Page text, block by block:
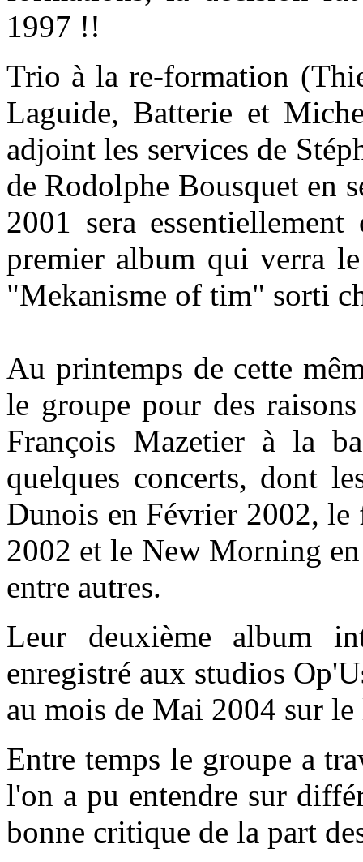
1997 !!
Trio à la re-formation
Laguide, Batterie et
adjoint les services de
de Rodolphe Bousquet en
2001 sera
premier album qui verra
"Mekanisme of tim" sorti
Au printemps de cette
le groupe pour des
François Mazetier à la
quelques concerts, dont
Dunois en Février 2002, le
2002 et le New Morning
entre autres.
Leur deuxième album
enregistré aux studios
au mois de Mai 2004 sur
Entre temps le groupe a
l'on a pu entendre sur
bonne critique de la part